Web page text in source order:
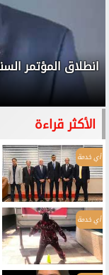
الأكثر قراءة
أي خدمة
أي خدمة